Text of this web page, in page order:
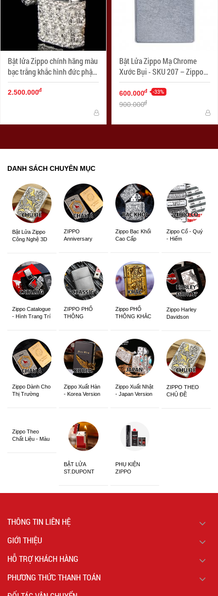
Bật lửa Zippo chính hãng màu
bạc trắng khắc hình đức phật
cổ
2.500.000đ
Bật Lửa Zippo Mạ Chrome
Xước Bụi - SKU 207 – Zippo
Street Chrome
600.000đ -33%
900.000đ
DANH SÁCH CHUYÊN MỤC
Bật Lửa Zippo
Công Nghệ 3D
ZIPPO
Anniversary
Zippo Bạc Khối
Cao Cấp
Zippo Cổ - Quý
- Hiếm
Zippo Catalogue
- Hình Trang Trí
ZIPPO PHỔ
THÔNG
Zippo PHỔ
THÔNG KHẮC
Zippo Harley
Davidson
Zippo Dành Cho
Thị Trường
Zippo Xuất Hàn
- Korea Version
Zippo Xuất Nhật
- Japan Version
ZIPPO THEO
CHỦ ĐỀ
Zippo Theo
Chất Liệu - Màu
BẬT LỬA
ST.DUPONT
PHỤ KIỆN
ZIPPO
THÔNG TIN LIÊN HỆ
GIỚI THIỆU
HỖ TRỢ KHÁCH HÀNG
PHƯƠNG THỨC THANH TOÁN